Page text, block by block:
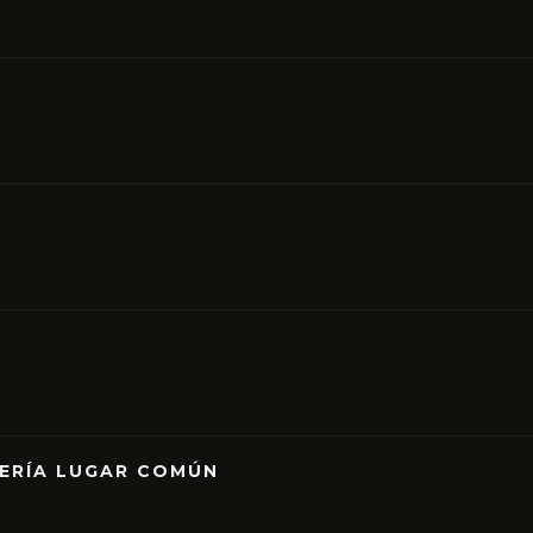
LUGAR COMÚN